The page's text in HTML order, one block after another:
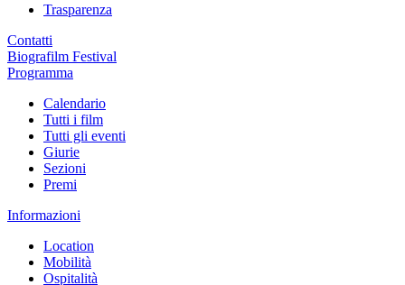
Trasparenza
Contatti
Biografilm Festival
Programma
Calendario
Tutti i film
Tutti gli eventi
Giurie
Sezioni
Premi
Informazioni
Location
Mobilità
Ospitalità